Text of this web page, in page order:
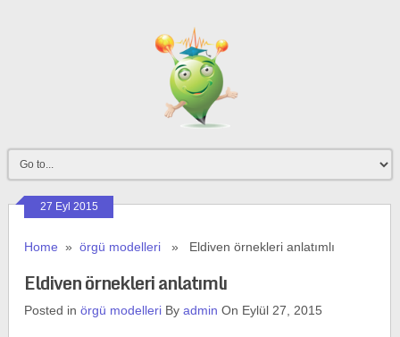
27 Eyl 2015
Home »örgü modelleri » Eldiven örnekleri anlatımlı
Eldiven örnekleri anlatımlı
Posted inörgü modelleri Byadmin On Eylül 27, 2015